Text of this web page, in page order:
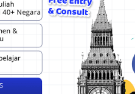
bingung dengan
mulai dari persiapan,
kamu bisa bebas tanya